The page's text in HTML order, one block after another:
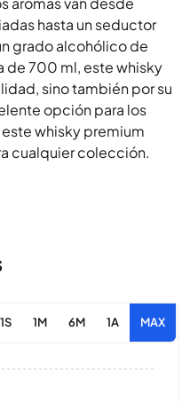
hasta un seductor
grado alcohólico de
de 700 ml, este whisky
sino también por su
opción para los
whisky premium
cualquier colección.
1S 1M 6M 1A MAX